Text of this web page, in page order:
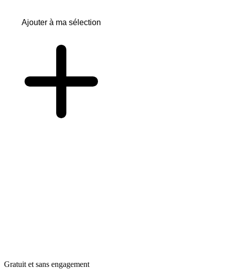
Ajouter à ma sélection
Gratuit et sans engagement